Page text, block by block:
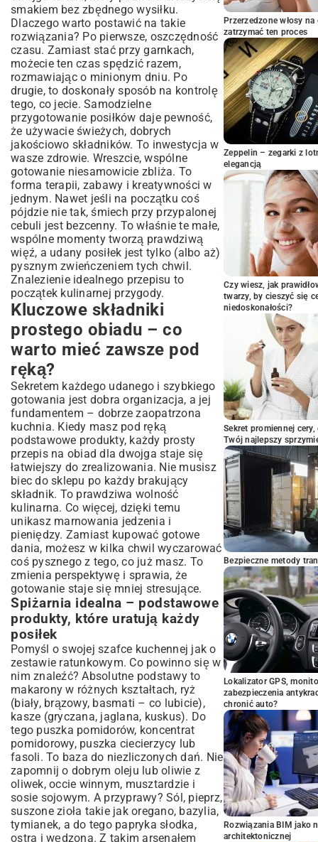
Inspirujące przepisy krok po kroku
Dania jednogarnkowe – minimalny wysiłek,
maksymalny smak
Makaronowe fantazje – szybkie i sycące
propozycje
Kuchnia azjatycka w ekspresowym
wydaniu – egzotyczne smaki bez trudu
Lekkie sałatki z dodatkami – idealne na
ciepłe dni
Szybki obiad dla dwojga: Jak
zaoszczędzić czas i pieniądze w kuchni?
Planowanie posiłków – klucz do
efektywnego gotowania
Wykorzystanie resztek – kreatywne
sposoby na brak marnowania jedzenia
Romantyczny obiad w domu – dodatki,
które tworzą atmosferę
Nastrojowe oświetlenie i muzyka – przepis
na udany wieczór
Słodkie zakończenie – proste desery dla
zakochanych
Najczęściej zadawane pytania o proste
obiady dla dwojga (FAQ)
Podsumowanie: Smaczne chwile we
dwoje bez wysiłku
smakiem bez zbędnego wysiłku.
Dlaczego warto postawić na takie
rozwiązania? Po pierwsze, oszczędność
czasu. Zamiast stać przy garnkach,
możecie ten czas spędzić razem,
rozmawiając o minionym dniu. Po
drugie, to doskonały sposób na kontrolę
tego, co jecie. Samodzielne
przygotowanie posiłków daje pewność,
że używacie świeżych, dobrych
jakościowo składników. To inwestycja w
wasze zdrowie. Wreszcie, wspólne
gotowanie niesamowicie zbliża. To
forma terapii, zabawy i kreatywności w
jednym. Nawet jeśli na początku coś
pójdzie nie tak, śmiech przy przypalonej
cebuli jest bezcenny. To właśnie te małe,
wspólne momenty tworzą prawdziwą
więź, a udany posiłek jest tylko (albo aż)
pysznym zwieńczeniem tych chwil.
Znalezienie idealnego przepisu to
początek kulinarnej przygody.
Kluczowe składniki
prostego obiadu – co
warto mieć zawsze pod
ręką?
Sekretem każdego udanego i szybkiego
gotowania jest dobra organizacja, a jej
fundamentem – dobrze zaopatrzona
kuchnia. Kiedy masz pod ręką
podstawowe produkty, każdy prosty
przepis na obiad dla dwojga staje się
łatwiejszy do zrealizowania. Nie musisz
biec do sklepu po każdy brakujący
składnik. To prawdziwa wolność
kulinarna. Co więcej, dzięki temu
unikasz marnowania jedzenia i
pieniędzy. Zamiast kupować gotowe
dania, możesz w kilka chwil wyczarować
coś pysznego z tego, co już masz. To
zmienia perspektywę i sprawia, że
gotowanie staje się mniej stresujące.
Spiżarnia idealna – podstawowe
produkty, które uratują każdy
posiłek
Pomyśl o swojej szafce kuchennej jak o
zestawie ratunkowym. Co powinno się w
nim znaleźć? Absolutne podstawy to
makarony w różnych kształtach, ryż
(biały, brązowy, basmati – co lubicie),
kasze (gryczana, jaglana, kuskus). Do
tego puszka pomidorów, koncentrat
pomidorowy, puszka ciecierzycy lub
fasoli. To baza do niezliczonych dań. Nie
zapomnij o dobrym oleju lub oliwie z
oliwek, occie winnym, musztardzie i
sosie sojowym. A przyprawy? Sól, pieprz,
suszone zioła takie jak oregano, bazylia,
tymianek, a do tego papryka słodka,
ostra i wędzona. Z takim arsenałem
Przerzedzone włosy
zatrzymać ten proces
Zeppelin – zegarki z
elegancją
Czy wiesz, jak
twarzy, by cieszyć się
niedoskonałości?
Sekret promiennej
Twój najlepszy
Bezpieczne metody
Lokalizator GPS,
zabezpieczenia
chronić auto?
Rozwiązania BIM jako
architektonicznej